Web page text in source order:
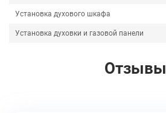
Установка духового шкафа
Установка духовки и газовой панели
Отзывы